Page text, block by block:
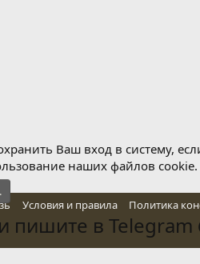
Условия и правила Политика
Ваш вход в систему,
наших файлов cookie.
пишите в Telegram